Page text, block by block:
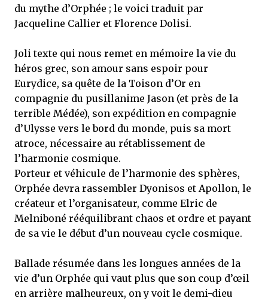
du mythe d’Orphée ; le voici traduit par
Jacqueline Callier et Florence Dolisi.
Joli texte qui nous remet en mémoire la vie du
héros grec, son amour sans espoir pour
Eurydice, sa quête de la Toison d’Or en
compagnie du pusillanime Jason (et près de la
terrible Médée), son expédition en compagnie
d’Ulysse vers le bord du monde, puis sa mort
atroce, nécessaire au rétablissement de
l’harmonie cosmique.
Porteur et véhicule de l’harmonie des sphères,
Orphée devra rassembler Dyonisos et Apollon, le
créateur et l’organisateur, comme Elric de
Melniboné rééquilibrant chaos et ordre et payant
de sa vie le début d’un nouveau cycle cosmique.
Ballade résumée dans les longues années de la
vie d’un Orphée qui vaut plus que son coup d’œil
en arrière malheureux, on y voit le demi-dieu